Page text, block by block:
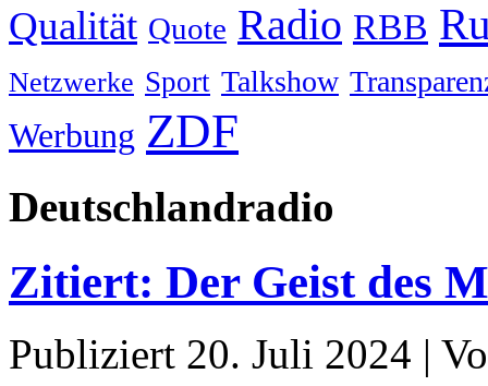
Qualität Quote Radio RBB
Netzwerke Sport Talkshow
Werbung ZDF
Deutschlandradio
Zitiert: Der Geist des
Publiziert 20. Juli 2024 |